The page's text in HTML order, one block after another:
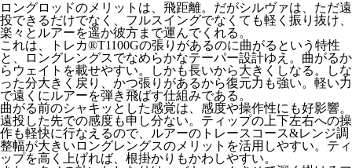
ロングロッドのメリットは、飛距離。だがシルヴァは、ただ遠
投できるだけでなく、フルスイングでなくても軽く振り抜け、
楽々とルアーを遥か彼方まで運んでくれる。
これは、トレカ®T1100Gの張りがあるのに曲がるという特性
と、ロングレングスでなめらかなテーパー設計ゆえ。曲がるか
らウェイトを載せやすい。しかも長いから大きくしなる。しな
った分大きく戻り、かつ張りがあるから復元力も強い。軽い力
で遠くにルアーを弾き飛ばす仕組みである。
曲がる前のシャキッとした感覚は、感度や操作性にも好影響。
遠投した先での感度も申し分ない。ティップの上下左右への操
作も軽快に行なえるので、ルアーのトレースコース&レンジ調
整幅が大きいロングレングスのメリットを活用しやすい。ティ
ップを高く上げれば、根掛かりもかわしやすい。